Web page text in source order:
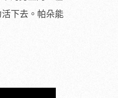
下去。帕朵能